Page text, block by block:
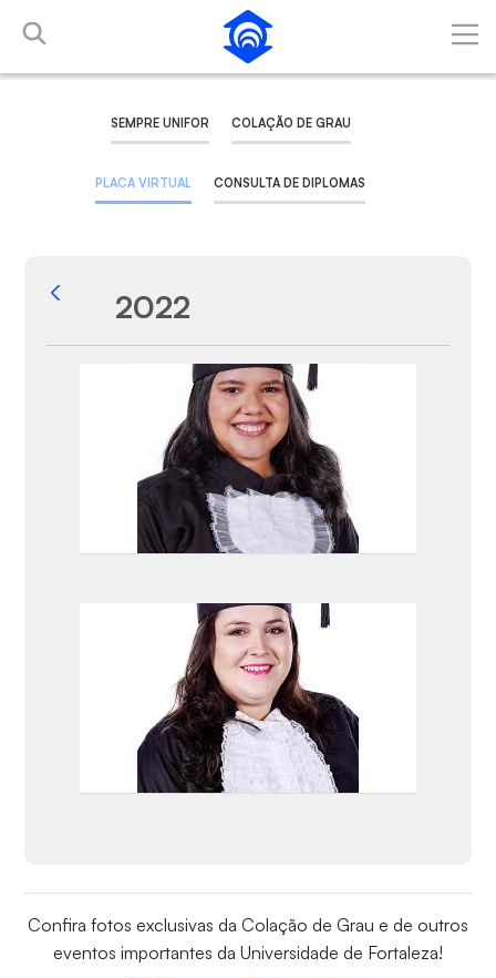
Pular para o Conteúdo principal
SEMPRE UNIFOR COLAÇÃO DE GRAU
PLACA VIRTUAL CONSULTA DE DIPLOMAS
Voltar
2022
Galeria de Mídias
Confira fotos exclusivas da Colação de Grau e de outros
eventos importantes da Universidade de Fortaleza!